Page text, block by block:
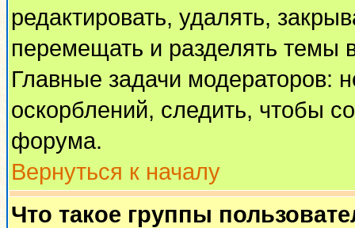
редактировать, удалять,
перемещать и разделять темы
Главные задачи модераторов:
оскорблений, следить, чтобы
форума.
Вернуться к началу
Что такое группы